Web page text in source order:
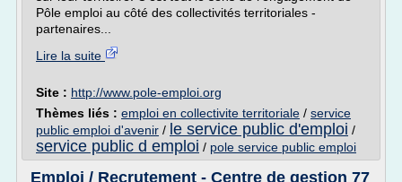
Pôle emploi au côté des collectivités territoriales -
partenaires...
Lire la suite
Site : http://www.pole-emploi.org
Thèmes liés : emploi en collectivite territoriale / service
public emploi d'avenir / le service public d'emploi /
service public d emploi / pole service public emploi
Emploi / Recrutement - Centre de gestion 77